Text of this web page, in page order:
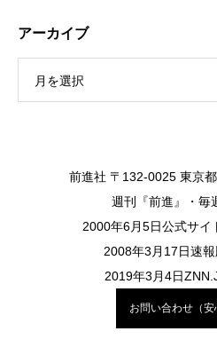
アーカイブ
月を選択
前進社 〒132-0025 東京
週刊『前進』・毎
2000年6月5日公式サイ
2008年3月17日速
2019年3月4日
お問い合わせ（安